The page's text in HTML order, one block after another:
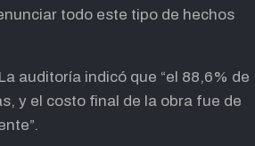
todo este tipo de hechos
auditoría indicó que “el 88,6% de
y el costo final de la obra fue de